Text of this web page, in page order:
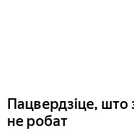
Пацвердзіце, што
не робат